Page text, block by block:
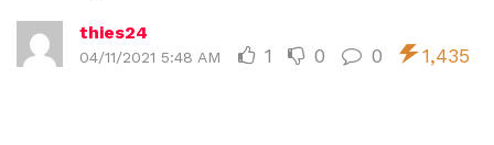
thies24
04/11/2021 5:48 AM 1 0 0 1,435